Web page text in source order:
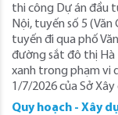
thi công Dự án đầu
Nội, tuyến số 5
tuyến đi qua phố
đường sắt đô thị Hà
xanh trong phạm vi
1/7/2026 của Sở
Quy hoạch - Xây